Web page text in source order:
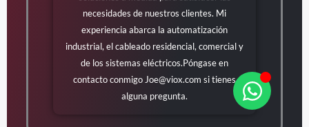
necesidades de nuestros clientes. Mi
experiencia abarca la automatización
industrial, el cableado residencial, comercial y
de los sistemas eléctricos.Póngase en
contacto conmigo Joe@viox.com si tienes
alguna pregunta.